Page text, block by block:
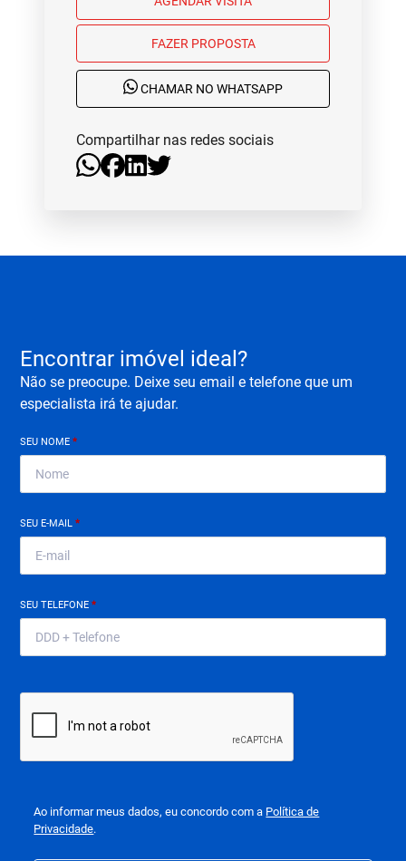
FAZER PROPOSTA
CHAMAR NO WHATSAPP
Compartilhar nas redes sociais
Encontrar imóvel ideal?
Não se preocupe. Deixe seu email e telefone que um
especialista irá te ajudar.
SEU NOME*
SEU E-MAIL*
SEU TELEFONE*
Ao informar meus dados, eu concordo com a Política de
Privacidade.